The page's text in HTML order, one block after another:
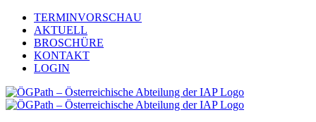
Zum
Inhalt
springen
TERMINVORSCHAU
AKTUELL
BROSCHÜRE
KONTAKT
LOGIN